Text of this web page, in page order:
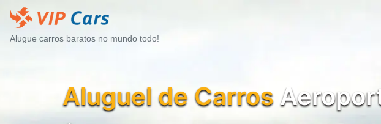
Alugue carros baratos no mundo todo!
Aluguel de Carros